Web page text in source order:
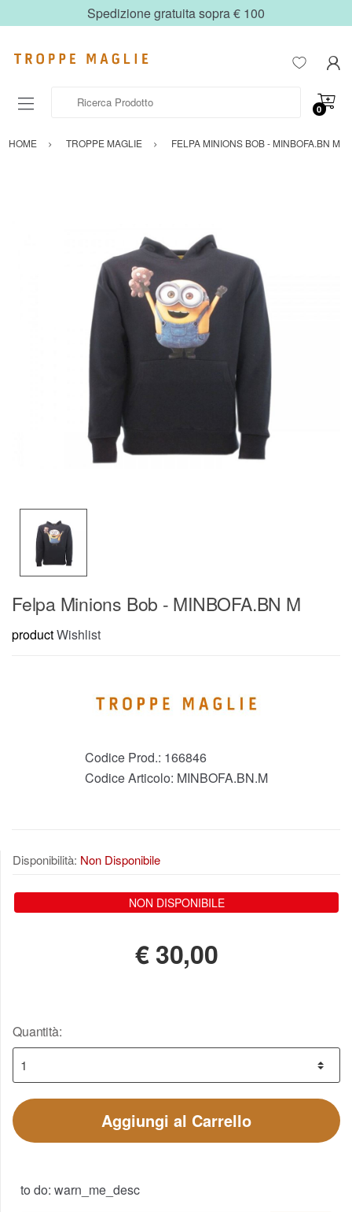
Spedizione gratuita sopra € 100
0
HOME TROPPE MAGLIE FELPA MINIONS BOB - MINBOFA.BN M
Felpa Minions Bob - MINBOFA.BN M
productWishlist
Codice Prod.: 166846
Codice Articolo: MINBOFA.BN.M
Disponibilità: Non Disponibile
NON DISPONIBILE
€30,00
Quantità:
Aggiungi al Carrello
to do: warn_me_desc